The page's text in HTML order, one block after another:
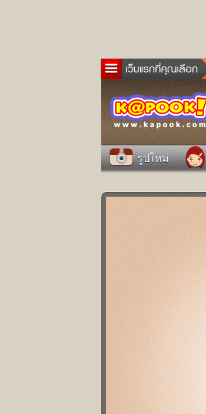
รูปใหม่